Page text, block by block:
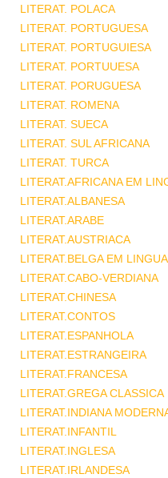
LITERAT. POLACA
LITERAT. PORTUGUESA
LITERAT. PORTUGUIESA
LITERAT. PORTUUESA
LITERAT. PORUGUESA
LITERAT. ROMENA
LITERAT. SUECA
LITERAT. SUL AFRICANA
LITERAT. TURCA
LITERAT.AFRICANA EM
LITERAT.ALBANESA
LITERAT.ARABE
LITERAT.AUSTRIACA
LITERAT.BELGA EM
LITERAT.CABO-VERDIANA
LITERAT.CHINESA
LITERAT.CONTOS
LITERAT.ESPANHOLA
LITERAT.ESTRANGEIRA
LITERAT.FRANCESA
LITERAT.GREGA CLASSICA
LITERAT.INDIANA
LITERAT.INFANTIL
LITERAT.INGLESA
LITERAT.IRLANDESA